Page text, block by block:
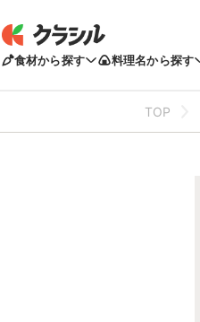
食材から探す 料理名から探す
TOP